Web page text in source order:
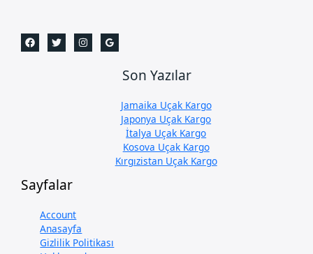
Son Yazılar
Jamaika Uçak Kargo
Japonya Uçak Kargo
İtalya Uçak Kargo
Kosova Uçak Kargo
Kırgızistan Uçak Kargo
Sayfalar
Account
Anasayfa
Gizlilik Politikası